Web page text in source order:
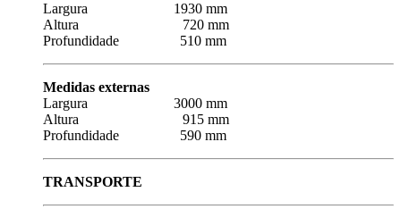
Largura 1930 mm
Altura 720 mm
Profundidade 510 mm
Medidas externas
Largura 3000 mm
Altura 915 mm
Profundidade 590 mm
TRANSPORTE